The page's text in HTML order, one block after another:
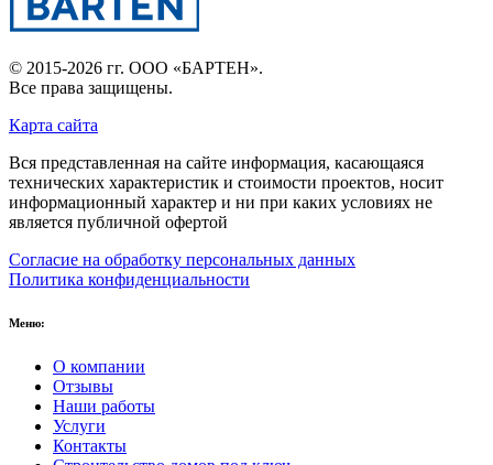
© 2015-2026 гг. ООО «БАРТЕН».
Все права защищены.
Карта сайта
Вся представленная на сайте информация, касающаяся
технических характеристик и стоимости проектов, носит
информационный характер и ни при каких условиях не
является публичной офертой
Согласие на обработку персональных данных
Политика конфиденциальности
Меню:
О компании
Отзывы
Наши работы
Услуги
Контакты